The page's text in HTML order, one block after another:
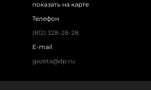
показать на карте
Телефон
(812) 328-28-28
E-mail
gazeta@dp.ru